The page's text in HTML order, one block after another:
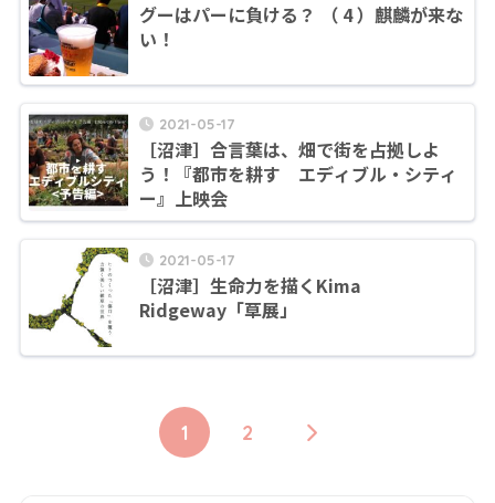
グーはパーに負ける？ （ 4 ）麒麟が来な
い！
2021-05-17
［沼津］合言葉は、畑で街を占拠しよ
う！『都市を耕す エディブル・シティ
ー』上映会
2021-05-17
［沼津］生命力を描くKima
Ridgeway「草展」
1 2